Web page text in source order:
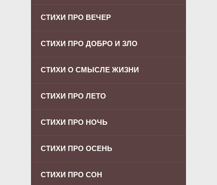
СТИХИ ПРО ВЕЧЕР
СТИХИ ПРО ДОБРО И ЗЛО
СТИХИ О СМЫСЛЕ ЖИЗНИ
СТИХИ ПРО ЛЕТО
СТИХИ ПРО НОЧЬ
СТИХИ ПРО ОСЕНЬ
СТИХИ ПРО СОН